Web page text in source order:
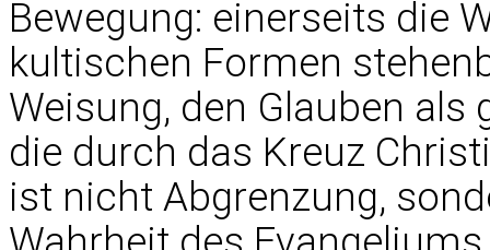
Bewegung: einerseits die
kultischen Formen
Weisung, den Glauben als
die durch das Kreuz
ist nicht Abgrenzung,